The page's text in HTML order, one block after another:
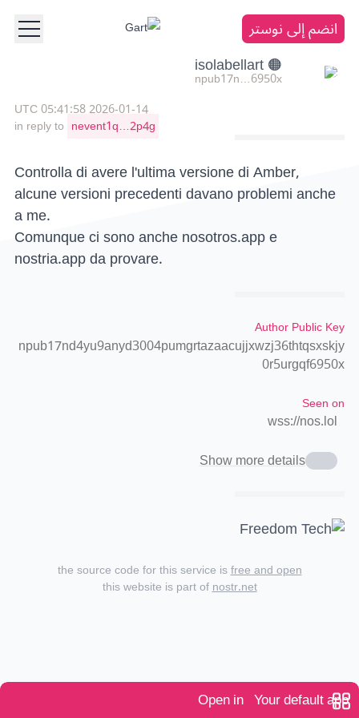
انضم إلى نوستر
🟠 isolabellart
npub17n…6950x
2026-01-14 05:41:58 UTC
in reply to nevent1q…2p4g
Controlla di avere l'ultima versione di Amber,
alcune versioni precedenti davano problemi anche
a me.
Comunque ci sono anche nosotros.app e
nostria.app da provare.
Author Public Key
npub17nd4yu9anyd3004pumgrtazaacujjxwzj36thtqsxskjy
0r5urgqf6950x
Seen on
wss://nos.lol
Show more details
Open in Your default app
the source code for this service isfree and open
this website is part ofnostr.net